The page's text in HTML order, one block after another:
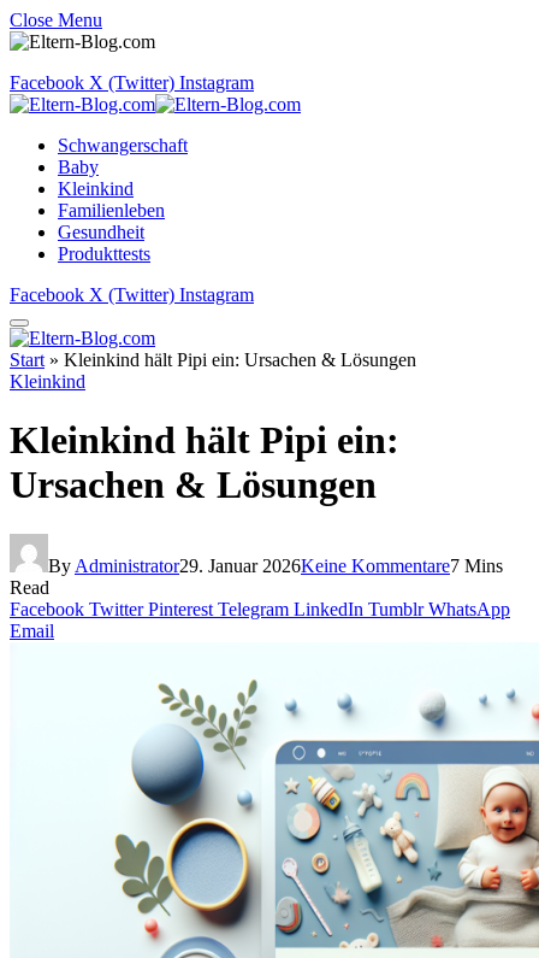
Close Menu
Facebook X (Twitter) Instagram
Schwangerschaft
Baby
Kleinkind
Familienleben
Gesundheit
Produkttests
Facebook X (Twitter) Instagram
Start » Kleinkind hält Pipi ein: Ursachen & Lösungen
Kleinkind
Kleinkind hält Pipi ein:
Ursachen & Lösungen
By Administrator29. Januar 2026Keine Kommentare7 Mins
Read
Facebook Twitter Pinterest Telegram LinkedIn Tumblr WhatsApp
Email